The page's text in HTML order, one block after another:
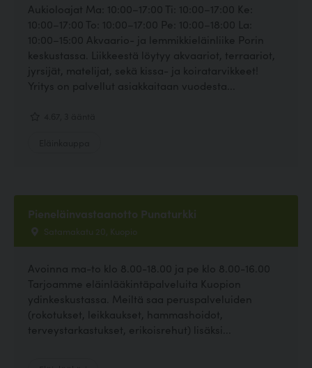
Aukioloajat Ma: 10:00–17:00 Ti: 10:00–17:00 Ke:
10:00–17:00 To: 10:00–17:00 Pe: 10:00–18:00 La:
10:00–15:00 Akvaario- ja lemmikkieläinliike Porin
keskustassa. Liikkeestä löytyy akvaariot, terraariot,
jyrsijät, matelijat, sekä kissa- ja koiratarvikkeet!
Yritys on palvellut asiakkaitaan vuodesta...
Pieneläinvastaanotto Punaturkki
Satamakatu 20, Kuopio
Avoinna ma-to klo 8.00-18.00 ja pe klo 8.00-16.00
Tarjoamme eläinlääkintäpalveluita Kuopion
ydinkeskustassa. Meiltä saa peruspalveluiden
(rokotukset, leikkaukset, hammashoidot,
terveystarkastukset, erikoisrehut) lisäksi...